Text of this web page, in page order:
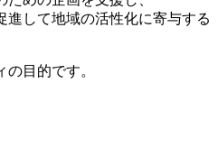
進して地域の活性化に寄与する
目的です。